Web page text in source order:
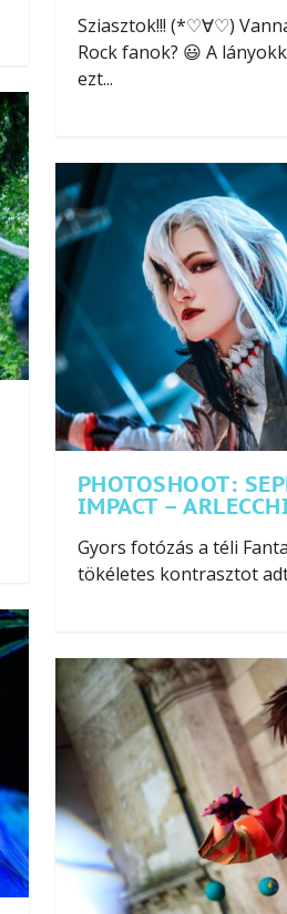
Sziasztok!!! (*♡∀♡)
Rock fanok? 😃 A
ezt...
PHOTOSHOOT:
IMPACT –
Gyors fotózás a téli
tökéletes kontrasztot